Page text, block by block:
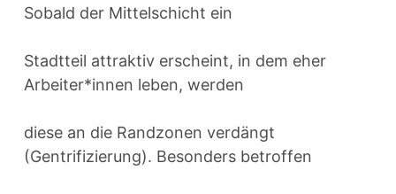
Sobald der Mittelschicht ein
Stadtteil attraktiv erscheint, in dem eher
Arbeiter*innen leben, werden
diese an die Randzonen verdängt
(Gentrifizierung). Besonders betroffen